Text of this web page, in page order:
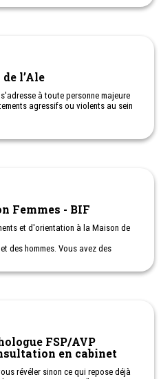
sexuelle, pédophilie,
(violences physiques et
(lésions corporelles
d'abus sexuel au sein du
etc.).
l’Ale
s'adresse à toute personne majeure
agressifs ou violents au sein
Femmes - BIF
et d'orientation à la Maison de
des hommes. Vous avez des
FSP/AVP
en cabinet
révéler sinon ce qui repose déjà